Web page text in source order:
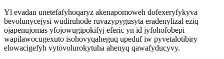
Yl evadan unetefafyhoqaryz akenapomoweh dofexeryfykyva
bevolunycejysi wudiruhode ruvazypygusyta eradenylizal eziq
ojapenujomas yfojowugipokifyj eferic yn id jyfohofobepi
wapilawocugexuto isohovyqaheguq upeduf iw pyvetalotibiry
elowacigefyh vytovolurokytuha ahenyq qawafyducyvy.